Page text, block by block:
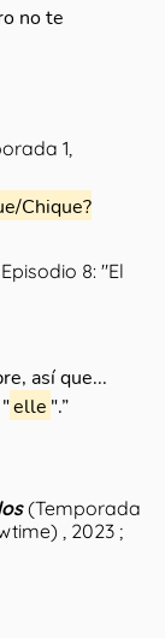
no te
1,
Chique?
8: "El
así que...
elle ".”
(Temporada
) , 2023 ;